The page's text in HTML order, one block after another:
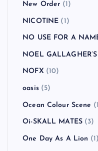
New Order (1)
NICOTINE (1)
NO USE FOR A
NOEL
NOFX (10)
oasis(5)
Ocean Colour Scene
Oi-SKALL MATES (3)
One Day As A Lion (1)